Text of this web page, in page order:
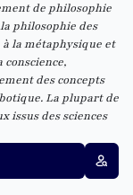
de philosophie
philosophie des
la métaphysique et
des concepts
La plupart de
issus des sciences